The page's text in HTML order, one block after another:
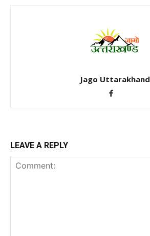
Jago Uttarakhand
LEAVE A REPLY